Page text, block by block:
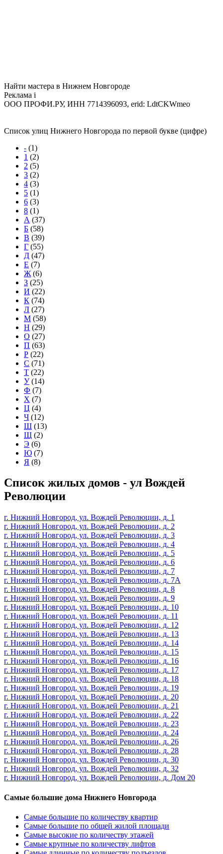
Найти мастера в Нижнем Новгороде
Реклама i
ООО ПРОФИ.РУ, ИНН 7714396093, erid: LdtCKWmeo
Список улиц Нижнего Новгорода по первой букве (цифре)
- (1)
1 (2)
2 (5)
3 (2)
4 (3)
5 (1)
6 (3)
8 (1)
А (37)
Б (58)
В (39)
Г (55)
Д (47)
Е (7)
Ж (6)
З (25)
И (22)
К (74)
Л (27)
М (58)
Н (29)
О (27)
П (63)
Р (22)
С (71)
Т (22)
У(14)
Ф (7)
Х (7)
Ц (4)
Ч (12)
Ш (13)
Щ (2)
Э (6)
Ю (7)
Я (8)
Список жилых домов - ул Вождей
Революции
г. Нижний Новгород, ул. Вождей Революции, д. 1
г. Нижний Новгород, ул. Вождей Революции, д. 2
г. Нижний Новгород, ул. Вождей Революции, д. 3
г. Нижний Новгород, ул. Вождей Революции, д. 4
г. Нижний Новгород, ул. Вождей Революции, д. 5
г. Нижний Новгород, ул. Вождей Революции, д. 6
г. Нижний Новгород, ул. Вождей Революции, д. 7
г. Нижний Новгород, ул. Вождей Революции, д. 7А
г. Нижний Новгород, ул. Вождей Революции, д. 8
г. Нижний Новгород, ул. Вождей Революции, д. 9
г. Нижний Новгород, ул. Вождей Революции, д. 10
г. Нижний Новгород, ул. Вождей Революции, д. 11
г. Нижний Новгород, ул. Вождей Революции, д. 12
г. Нижний Новгород, ул. Вождей Революции, д. 13
г. Нижний Новгород, ул. Вождей Революции, д. 14
г. Нижний Новгород, ул. Вождей Революции, д. 15
г. Нижний Новгород, ул. Вождей Революции, д. 16
г. Нижний Новгород, ул. Вождей Революции, д. 17
г. Нижний Новгород, ул. Вождей Революции, д. 18
г. Нижний Новгород, ул. Вождей Революции, д. 19
г. Нижний Новгород, ул. Вождей Революции, д. 20
г. Нижний Новгород, ул. Вождей Революции, д. 21
г. Нижний Новгород, ул. Вождей Революции, д. 22
г. Нижний Новгород, ул. Вождей Революции, д. 23
г. Нижний Новгород, ул. Вождей Революции, д. 24
г. Нижний Новгород, ул. Вождей Революции, д. 26
г. Нижний Новгород, ул. Вождей Революции, д. 28
г. Нижний Новгород, ул. Вождей Революции, д. 30
г. Нижний Новгород, ул. Вождей Революции, д. 32
г. Нижний Новгород, ул. Вождей Революции, д. Дом 20
Самые большие дома Нижнего Новгорода
Самые большие по количеству квартир
Самые большие по общей жилой площади
Самые высокие по количеству этажей
Самые крупные по количеству лифтов